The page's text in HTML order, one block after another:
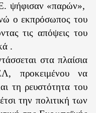
ψήφισαν «παρών»,
ο εκπρόσωπος του
τις απόψεις του
.
στα πλαίσια
προκειμένου να
τη ρευστότητα του
την πολιτική των